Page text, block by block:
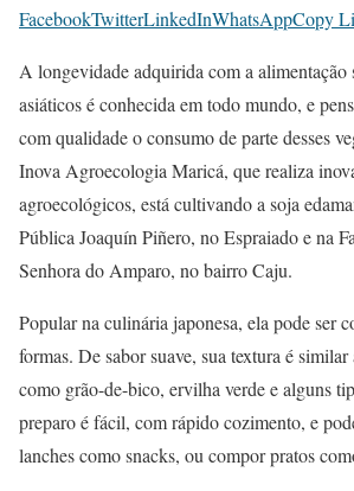
FacebookTwitterLinkedInWhatsAppCopy
A longevidade adquirida com a alimentação
asiáticos é conhecida em todo mundo, e
com qualidade o consumo de parte desses
Inova Agroecologia Maricá, que realiza
agroecológicos, está cultivando a soja
Pública Joaquín Piñero, no Espraiado e na
Senhora do Amparo, no bairro Caju.
Popular na culinária japonesa, ela pode ser
formas. De sabor suave, sua textura é
como grão-de-bico, ervilha verde e alguns
preparo é fácil, com rápido cozimento, e
lanches como snacks, ou compor pratos